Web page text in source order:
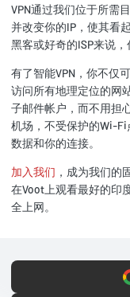
VPN通过我们位于所需
并改变你的IP，使其看
黑客或好奇的ISP来说，
有了智能VPN，你不仅
访问所有地理定位的网
子邮件帐户，而不用担
机场，不受保护的Wi-Fi
数据和你的连接。
加入我们 ，成为我们的
在Voot上观看最好的印
全上网。